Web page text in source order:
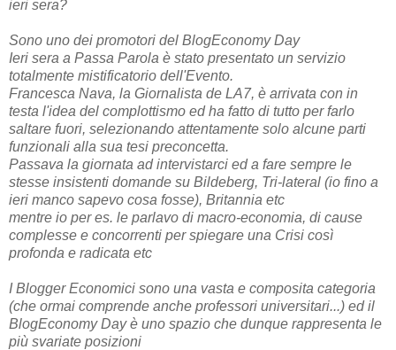
ieri sera?
Sono uno dei promotori del BlogEconomy Day
Ieri sera a Passa Parola è stato presentato un servizio
totalmente mistificatorio dell'Evento.
Francesca Nava, la Giornalista de LA7, è arrivata con in
testa l'idea del complottismo ed ha fatto di tutto per farlo
saltare fuori, selezionando attentamente solo alcune parti
funzionali alla sua tesi preconcetta.
Passava la giornata ad intervistarci ed a fare sempre le
stesse insistenti domande su Bildeberg, Tri-lateral (io fino a
ieri manco sapevo cosa fosse), Britannia etc
mentre io per es. le parlavo di macro-economia, di cause
complesse e concorrenti per spiegare una Crisi così
profonda e radicata etc
I Blogger Economici sono una vasta e composita categoria
(che ormai comprende anche professori universitari...) ed il
BlogEconomy Day è uno spazio che dunque rappresenta le
più svariate posizioni